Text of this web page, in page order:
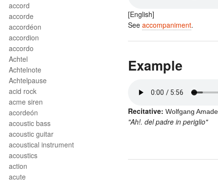
accord
accorde
accordéon
accordion
accordo
Achtel
Achtelnote
Achtelpause
acid rock
acme siren
acordeón
acoustic bass
acoustic guitar
acoustical instrument
acoustics
action
acute
[English]
See accompaniment.
Example
Recitative: Wolfgang
"Ah!. del padre in periglio"